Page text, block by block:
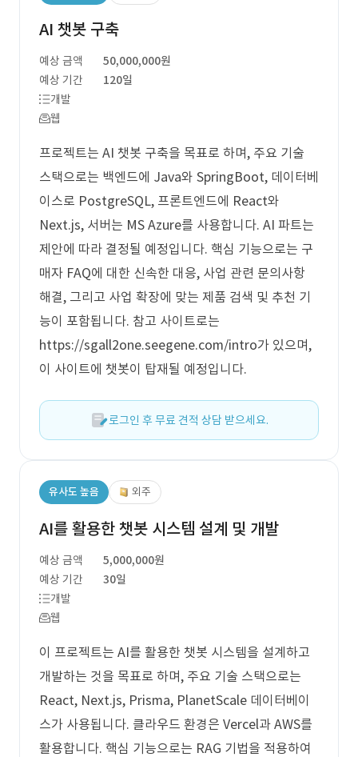
AI 챗봇 구축
예상 금액
50,000,000원
예상 기간
120일
개발
웹
프로젝트는 AI 챗봇 구축을 목표로 하며, 주요 기술
스택으로는 백엔드에 Java와 SpringBoot, 데이터베
이스로 PostgreSQL, 프론트엔드에 React와
Next.js, 서버는 MS Azure를 사용합니다. AI 파트는
제안에 따라 결정될 예정입니다. 핵심 기능으로는 구
매자 FAQ에 대한 신속한 대응, 사업 관련 문의사항
해결, 그리고 사업 확장에 맞는 제품 검색 및 추천 기
능이 포함됩니다. 참고 사이트로는
https://sgall2one.seegene.com/intro가 있으며,
이 사이트에 챗봇이 탑재될 예정입니다.
로그인 후 무료 견적 상담 받으세요.
유사도 높음 외주
AI를 활용한 챗봇 시스템 설계 및 개발
예상 금액
5,000,000원
예상 기간
30일
개발
웹
이 프로젝트는 AI를 활용한 챗봇 시스템을 설계하고
개발하는 것을 목표로 하며, 주요 기술 스택으로는
React, Next.js, Prisma, PlanetScale 데이터베이
스가 사용됩니다. 클라우드 환경은 Vercel과 AWS를
활용합니다. 핵심 기능으로는 RAG 기법을 적용하여